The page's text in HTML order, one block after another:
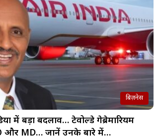
बिज़नेस
में बड़ा बदलाव… टेवोल्डे गेब्रेमारियम
और MD… जानें उनके बारे में…